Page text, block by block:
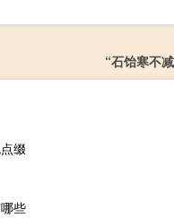
“石饴寒不
缀
些